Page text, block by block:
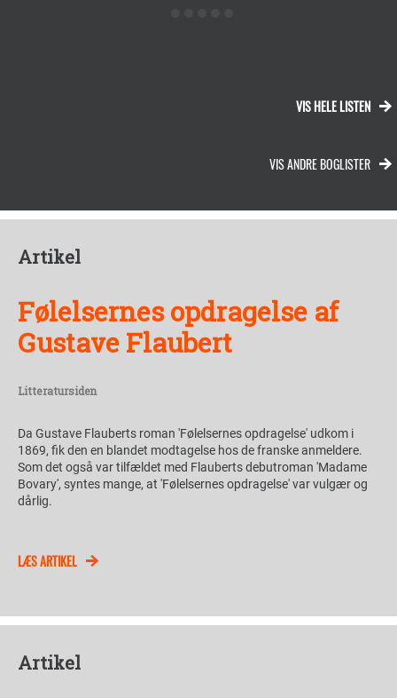
VIS HELE LISTEN
VIS ANDRE BOGLISTER
Artikel
Følelsernes opdragelse af
Gustave Flaubert
Litteratursiden
Da Gustave Flauberts roman 'Følelsernes opdragelse' udkom i
1869, fik den en blandet modtagelse hos de franske anmeldere.
Som det også var tilfældet med Flauberts debutroman 'Madame
Bovary', syntes mange, at 'Følelsernes opdragelse' var vulgær og
dårlig.
LÆS ARTIKEL
Artikel